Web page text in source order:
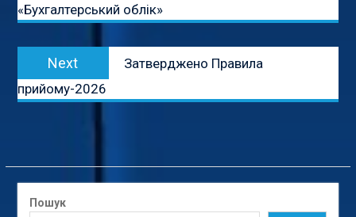
«Бухгалтерський облік»
Next
post:
Затверджено Правила
прийому-2026
Пошук